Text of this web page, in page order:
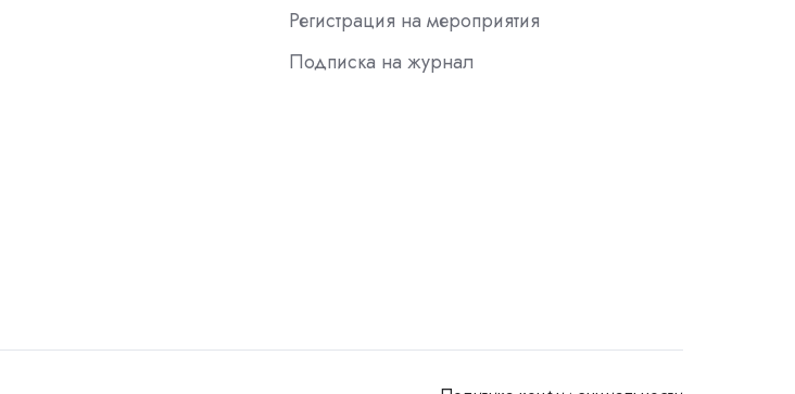
Регистрация на мероприятия
Подписка на журнал